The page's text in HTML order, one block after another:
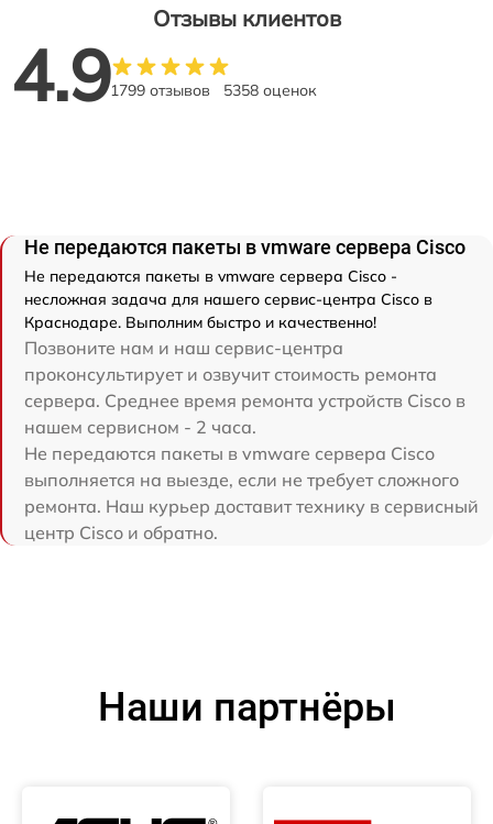
Отзывы клиентов
4.91799 отзывов 5358 оценок
Не передаются пакеты в vmware сервера Cisco
Не передаются пакеты в vmware сервера Cisco -
несложная задача для нашего сервис-центра Cisco в
Краснодаре. Выполним быстро и качественно!
Позвоните нам и наш сервис-центра
проконсультирует и озвучит стоимость ремонта
сервера. Среднее время ремонта устройств Cisco в
нашем сервисном - 2 часа.
Не передаются пакеты в vmware сервера Cisco
выполняется на выезде, если не требует сложного
ремонта. Наш курьер доставит технику в сервисный
центр Cisco и обратно.
Наши партнёры